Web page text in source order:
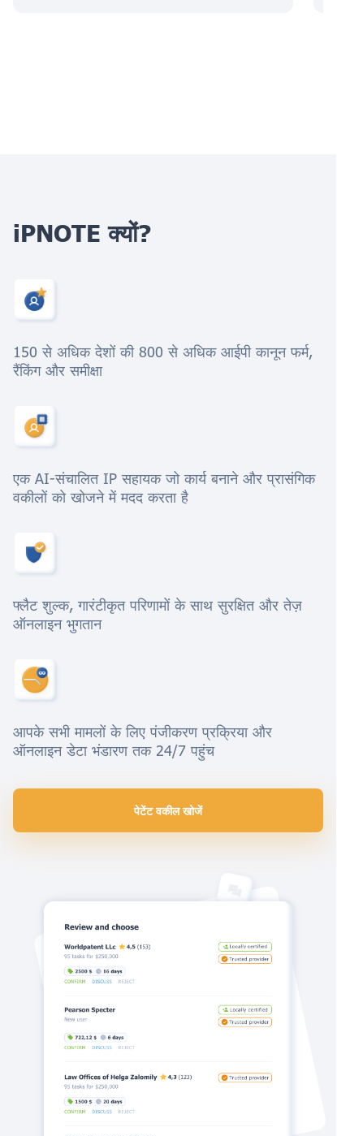
iPNOTE क्यों?
150 से अधिक देशों की 800 से अधिक आईपी कानून फर्म,
रैंकिंग और समीक्षा
एक AI-संचालित IP सहायक जो कार्य बनाने और प्रासंगिक
वकीलों को खोजने में मदद करता है
फ्लैट शुल्क, गारंटीकृत परिणामों के साथ सुरक्षित और तेज़
ऑनलाइन भुगतान
आपके सभी मामलों के लिए पंजीकरण प्रक्रिया और
ऑनलाइन डेटा भंडारण तक 24/7 पहुंच
पेटेंट वकील खोजें